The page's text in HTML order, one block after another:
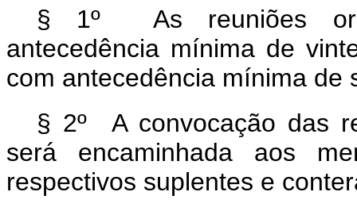
§ 1º As reuniões
antecedência mínima de
com antecedência mínima de
§ 2º A convocação das
será encaminhada aos
respectivos suplentes e